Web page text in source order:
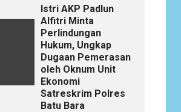
Istri AKP Padlun
Alfitri Minta
Perlindungan
Hukum, Ungkap
Dugaan Pemerasan
oleh Oknum Unit
Ekonomi
Satreskrim Polres
Batu Bara